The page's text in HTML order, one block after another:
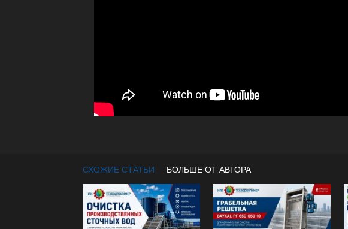
СХОЖИЕ СТАТЬИ БОЛЬШЕ ОТ АВТОРА